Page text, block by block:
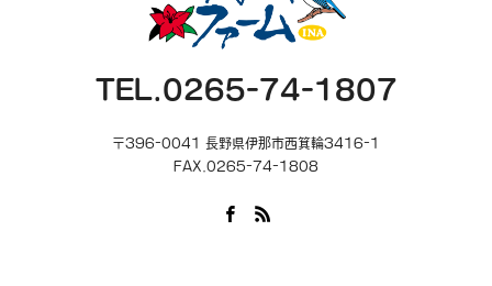
TEL.0265-74-1807
〒396-0041 長野県伊那市西箕輪3416-1
FAX.0265-74-1808